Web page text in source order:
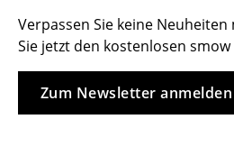
Tische
Esstische
Verpassen Sie keine
Sie jetzt den kostenlosen
Zum Newsletter anmelden